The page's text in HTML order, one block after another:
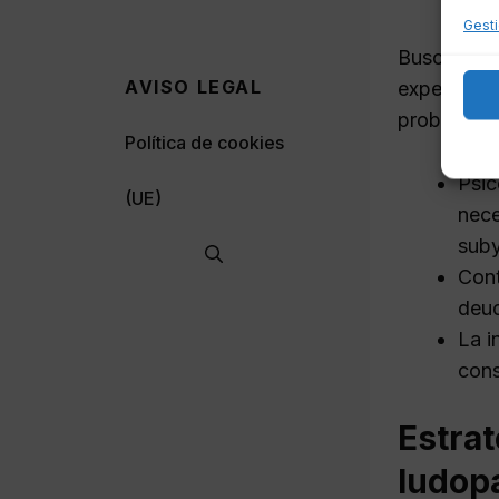
Buscar
expertos
La
AVISO LEGAL
Política de cookies
(UE)